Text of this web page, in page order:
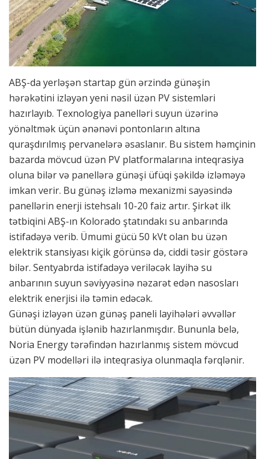
ABŞ-da yerləşən startap gün ərzində günəşin
hərəkətini izləyən yeni nəsil üzən PV sistemləri
hazırlayıb. Texnologiya panelləri suyun üzərinə
yönəltmək üçün ənənəvi pontonların altına
quraşdırılmış pervanelərə əsaslanır. Bu sistem həmçinin
bazarda mövcud üzən PV platformalarına inteqrasiya
oluna bilər və panellərə günəşi üfüqi şəkildə izləməyə
imkan verir. Bu günəş izləmə mexanizmi sayəsində
panellərin enerji istehsalı 10-20 faiz artır. Şirkət ilk
tətbiqini ABŞ-ın Kolorado ştatındakı su anbarında
istifadəyə verib. Ümumi gücü 50 kVt olan bu üzən
elektrik stansiyası kiçik görünsə də, ciddi təsir göstərə
bilər. Sentyabrda istifadəyə veriləcək layihə su
anbarının suyun səviyyəsinə nəzarət edən nasosları
elektrik enerjisi ilə təmin edəcək.
Günəşi izləyən üzən günəş paneli layihələri əvvəllər
bütün dünyada işlənib hazırlanmışdır. Bununla belə,
Noria Energy tərəfindən hazırlanmış sistem mövcud
üzən PV modelləri ilə inteqrasiya olunmaqla fərqlənir.